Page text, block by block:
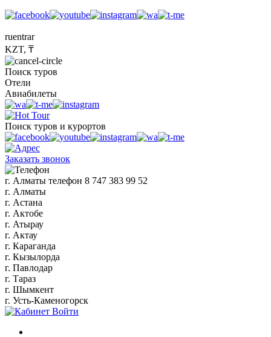
ruentrar
KZT, ₸
Поиск туров
Отели
Авиабилеты
Поиск туров и курортов
Заказать звонок
г. Алматы телефон 8 747 383 99 52
г. Алматы
г. Астана
г. Актобе
г. Атырау
г. Актау
г. Караганда
г. Кызылорда
г. Павлодар
г. Тараз
г. Шымкент
г. Усть-Каменогорск
Войти